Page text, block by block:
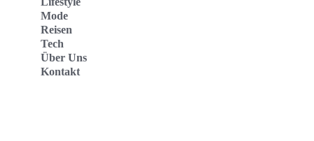
Mode
Reisen
Tech
Über Uns
Kontakt